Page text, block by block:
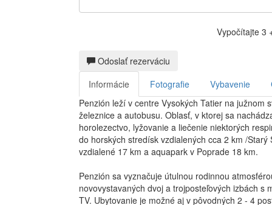
Vypočítajte 3
Odoslať rezerváciu
Informácie
Fotografie Vybavenie
Penzión leží v centre Vysokých Tatier na južnom
železnice a autobusu. Oblasť, v ktorej sa
horolezectvo, lyžovanie a liečenie niektorých
do horských stredísk vzdialených cca 2 km /
vzdialené 17 km a aquapark v Poprade 18 km.
Penzión sa vyznačuje útulnou rodinnou
novovystavaných dvoj a trojposteľových izbách
TV. Ubytovanie je možné aj v pôvodných 2 - 4